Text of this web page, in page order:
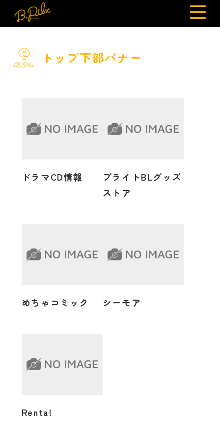
トップ下部バナー
ドラマCD情報
ブライトBLグッズ
ストア
めちゃコミック シーモア
Renta!